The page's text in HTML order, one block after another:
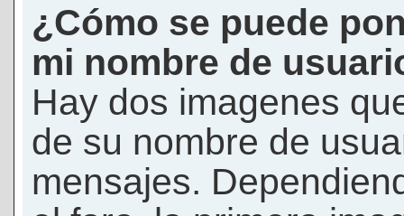
¿Cómo se puede
mi nombre de
Hay dos imagenes
de su nombre de
mensajes.